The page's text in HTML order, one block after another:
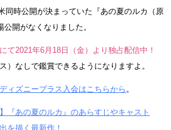
同時公開が決まっていた『あの夏のルカ（原
開がなくなりました。
て2021年6月18日（金）より独占配信中！
）なしで鑑賞できるようになりますよ。
ディズニープラス入会はこちらから 。
『あの夏のルカ』のあらすじやキャスト
を描く最新作！